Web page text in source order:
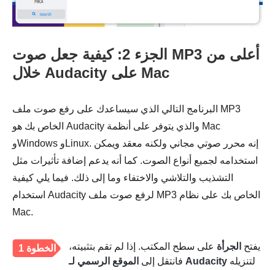
الجزء 2: كيفية جعل صوت MP3 أعلى من
خلال Audacity على Mac
البرنامج التالي الذي سيساعدك على رفع صوت ملف MP3
الخاص بك هو Audacity والذي يتوفر على أنظمة Mac
وWindows وLinux. إنه محرر صوتي مجاني ولكنه معقد ويمكن
استخدامه لجميع أنواع الصوت. كما أنه يدعم إضافة تأثيرات مثل
التشذيب والتلاشي والاختفاء وما إلى ذلك. فيما يلي كيفية
استخدام Audacity لرفع صوت ملف MP3 الخاص بك على نظام
Mac.
الخطوة 1 يفتح الجرأة على سطح المكتب. إذا لم تقم بتثبيته،
فانتقل إلى الموقع الرسمي لـ Audacity